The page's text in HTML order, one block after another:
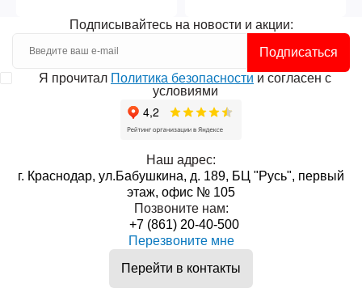
Подписывайтесь на новости и акции:
Подписаться
Я прочитал Политика безопасности и согласен с
условиями
Наш адрес:
г. Краснодар, ул.Бабушкина, д. 189, БЦ "Русь", первый
этаж, офис № 105
Позвоните нам:
+7 (861) 20-40-500
Перезвоните мне
Перейти в контакты